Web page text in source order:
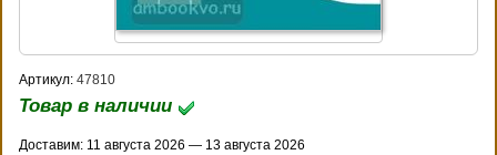
Артикул: 47810
Товар в наличии
Доставим: 11 августа 2026 — 13 августа 2026